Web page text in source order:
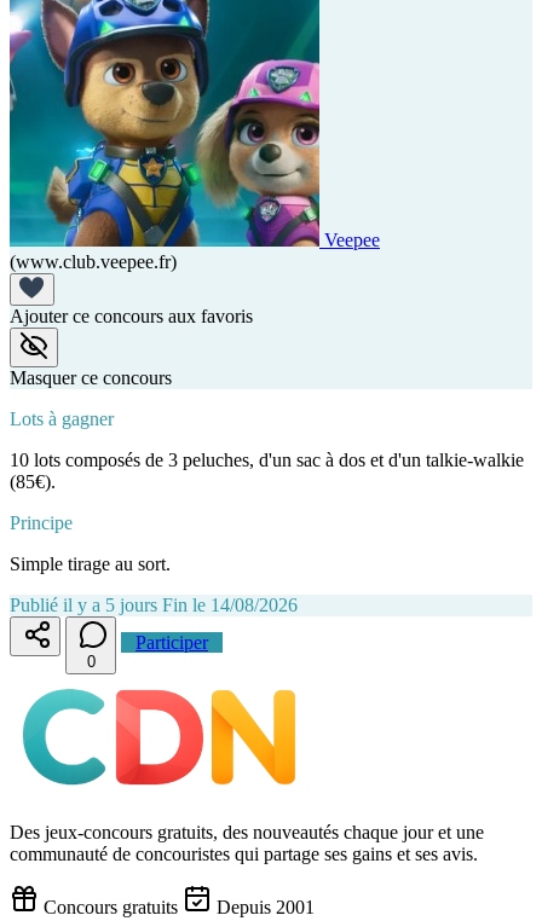
Veepee
(www.club.veepee.fr)
Ajouter ce concours aux favoris
Masquer ce concours
Lots à gagner
10 lots composés de 3 peluches, d'un sac à dos et d'un talkie-walkie
(85€).
Principe
Simple tirage au sort.
Publié il y a 5 jours Fin le 14/08/2026
0
Participer
Des jeux-concours gratuits, des nouveautés chaque jour et une
communauté de concouristes qui partage ses gains et ses avis.
Concours gratuits Depuis 2001